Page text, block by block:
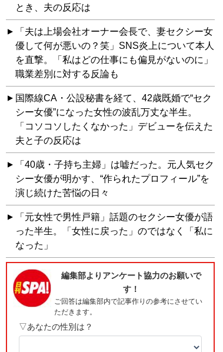
とき、夫の反応は
「夫は上場会社オーナー会長で、妻セクシー女
優して何が悪いの？笑」SNS炎上について本人
を直撃。「私はどの仕事にも偏見がないのに」
職業差別に対する反論も
国際線CA・公設秘書を経て、42歳既婚で“セク
シー女優”になった女性の波乱万丈な半生。
「コソコソしたくなかった」デビューを伝えた
夫と子の反応は
「40歳・子持ち主婦」は嘘だった。元人気セク
シー女優が明かす、“作られたプロフィール”を
演じ続けた苦悩の日々
「元女性で男性戸籍」話題のセクシー女優が語
った半生。「女性に戻った」のではなく「私に
なった」